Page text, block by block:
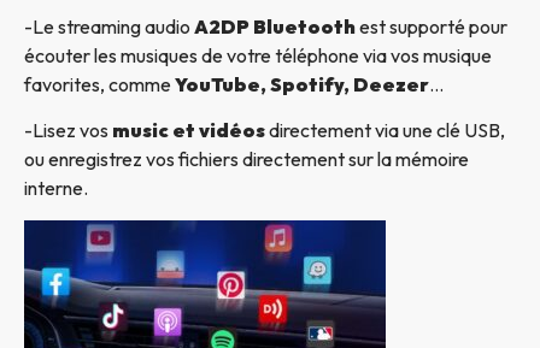
-Le streaming audio A2DP Bluetoothest supporté pour
écouter les musiques de votre téléphone via vos musique
favorites, commeYouTube, Spotify, Deezer…
-Lisez vos music et vidéosdirectement via une clé USB,
ou enregistrez vos fichiers directement sur la mémoire
interne.